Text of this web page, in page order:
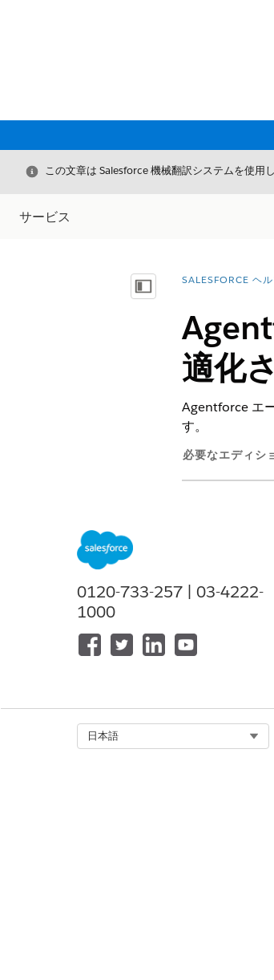
閉じる
この文章は Salesforce 機械翻訳システムを使用
サービス
目次を表示詳細情報:
SALESFORCE ヘ
適化
Agentforce エ
す。
必要なエディシ
サポートされて
す。複数のル
ップが削除さ
以前は、会話
ジェントと拡
更新されたル
オムニチャ
0120-733-257 | 03-4222-
1000
日本語